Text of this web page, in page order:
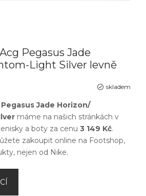
Pegasus Jade
Light Silver levně
skladem
Jade Horizon/
máme na našich stránkách v
a boty za cenu 3 149 Kč.
zakoupit online na Footshop,
nejen od Nike.